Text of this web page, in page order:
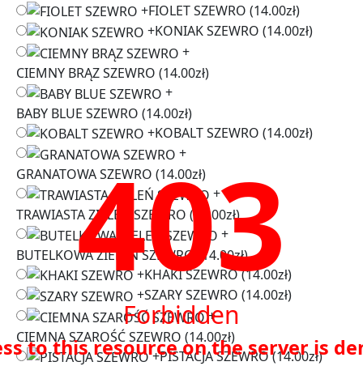
+FIOLET SZEWRO (14.00zł)
+KONIAK SZEWRO (14.00zł)
+
CIEMNY BRĄZ SZEWRO (14.00zł)
+
BABY BLUE SZEWRO (14.00zł)
+KOBALT SZEWRO (14.00zł)
+
GRANATOWA SZEWRO (14.00zł)
+
TRAWIASTA ZIELEŃ SZEWRO (14.00zł)
+
BUTELKOWA ZIELEŃ SZEWRO
(14.00zł)
+KHAKI SZEWRO(14.00zł)
+SZARY SZEWRO (14.00zł)
+
CIEMNA SZAROŚĆ SZEWRO (14.00zł)
+PISTACJA SZEWRO (14.00zł)
403
Forbidden
to this resource on the server is